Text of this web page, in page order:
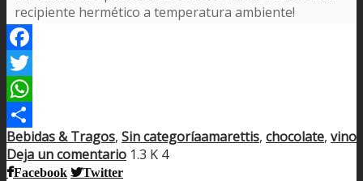
recipiente hermético a temperatura ambiente!
Facebook
Twitter
WhatsApp
Compartir
Bebidas & Tragos, Sin categoríaamarettis, chocolate, vino
Deja un comentario 1.3 K 4
Facebook Twitter